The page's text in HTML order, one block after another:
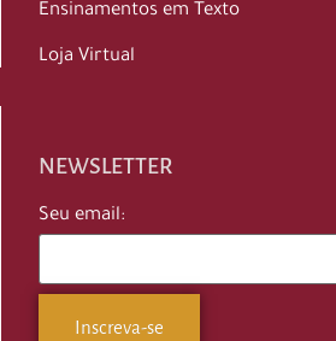
Ensinamentos em Texto
Loja Virtual
NEWSLETTER
Seu email: